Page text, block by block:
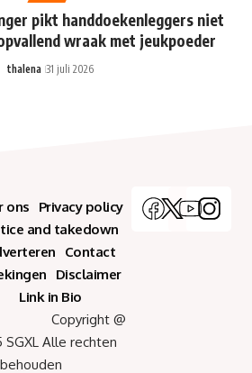
pikt handdoekenleggers niet
wraak met jeukpoeder
thalena 31 juli 2026
ons
Privacy policy
and takedown
Contact
Disclaimer
Link in Bio
@
SGXL Alle rechten